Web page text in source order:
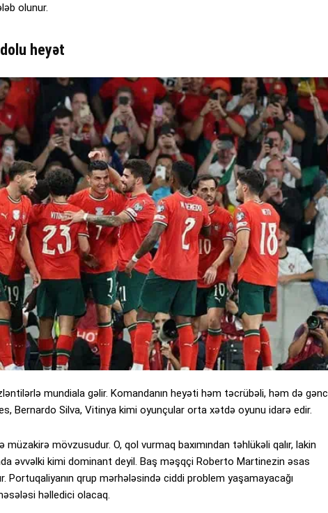
olunur.
heyət
mundiala gəlir. Komandanın heyəti həm təcrübəli, həm də gənc
Bernardo Silva, Vitinya kimi oyunçular orta xətdə oyunu idarə edir.
mövzusudur. O, qol vurmaq baxımından təhlükəli qalır, lakin
əvvəlki kimi dominant deyil. Baş məşqçi Roberto Martinezin əsas
Portuqaliyanın qrup mərhələsində ciddi problem yaşamayacağı
həlledici olacaq.